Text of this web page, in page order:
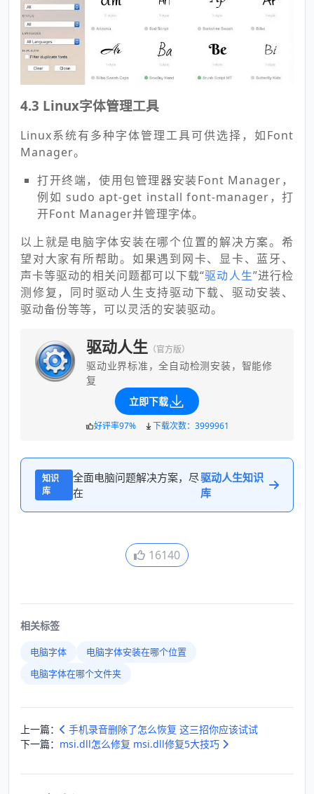
4.3 Linux字体管理工具
Linux系统有多种字体管理工具可供选择，如Font
Manager。
打开终端，使用包管理器安装Font Manager，
例如 sudo apt-get install font-manager，打
开Font Manager并管理字体。
以上就是电脑字体安装在哪个位置的解决方案。希
望对大家有所帮助。如果遇到网卡、显卡、蓝牙、
声卡等驱动的相关问题都可以下载“驱动人生”进行检
测修复，同时驱动人生支持驱动下载、驱动安装、
驱动备份等等，可以灵活的安装驱动。
驱动人生 （官方版）
驱动业界标准，全自动检测安装，智能修
复
立即下载
好评率97% 下载次数：3999961
知识
库
全面电脑问题解决方案，尽
在
驱动人生知识
库
16140
相关标签
电脑字体
电脑字体安装在哪个位置
电脑字体在哪个文件夹
上一篇：
手机录音删除了怎么恢复 这三招你应该试试
下一篇： msi.dll怎么修复 msi.dll修复5大技巧